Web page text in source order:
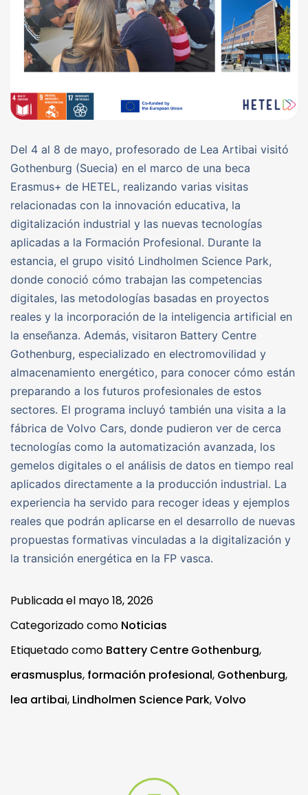
Del 4 al 8 de mayo, profesorado de Lea Artibai visitó
Gothenburg (Suecia) en el marco de una beca
Erasmus+ de HETEL, realizando varias visitas
relacionadas con la innovación educativa, la
digitalización industrial y las nuevas tecnologías
aplicadas a la Formación Profesional. Durante la
estancia, el grupo visitó Lindholmen Science Park,
donde conoció cómo trabajan las competencias
digitales, las metodologías basadas en proyectos
reales y la incorporación de la inteligencia artificial en
la enseñanza. Además, visitaron Battery Centre
Gothenburg, especializado en electromovilidad y
almacenamiento energético, para conocer cómo están
preparando a los futuros profesionales de estos
sectores. El programa incluyó también una visita a la
fábrica de Volvo Cars, donde pudieron ver de cerca
tecnologías como la automatización avanzada, los
gemelos digitales o el análisis de datos en tiempo real
aplicados directamente a la producción industrial. La
experiencia ha servido para recoger ideas y ejemplos
reales que podrán aplicarse en el desarrollo de nuevas
propuestas formativas vinculadas a la digitalización y
la transición energética en la FP vasca.
Publicada el mayo 18, 2026
Categorizado como Noticias
Etiquetado como Battery Centre Gothenburg,
erasmusplus, formación profesional, Gothenburg,
lea artibai, Lindholmen Science Park,Volvo